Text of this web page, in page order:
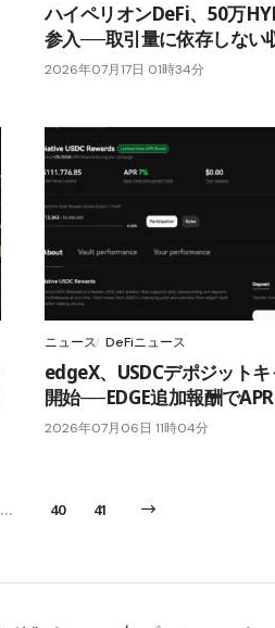
ハイペリオンDeFi、50万
参入──取引量に依存しない
2026年07月17日 01時34分
ニュース DeFiニュース
edgeX、USDCデポジット
開始──EDGE追加報酬で
2026年07月06日 11時04分
… 40 41